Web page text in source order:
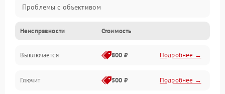
Проблемы с объективом
Электронные ошибки
Механические проблемы
Матрица и оптика
Неисправности Стоимость
Выключается 800 ₽ Подробнее →
Глючит 500 ₽ Подробнее →